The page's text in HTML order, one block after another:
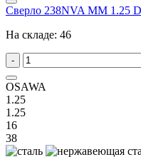
Сверло 238NVA MM 1.25
На складе: 46
-
OSAWA
1.25
1.25
16
38